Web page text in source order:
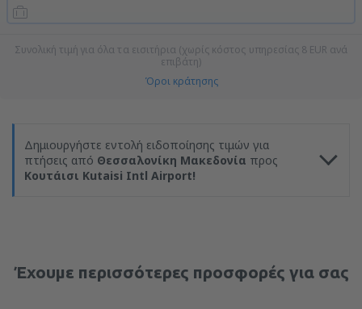
Συνολική τιμή για όλα τα εισιτήρια (χωρίς κόστος υπηρεσίας 8 EUR ανά
επιβάτη)
Όροι κράτησης
Δημιουργήστε εντολή ειδοποίησης τιμών για
πτήσεις από Θεσσαλονίκη Μακεδονία προς
Κουτάισι Kutaisi Intl Airport!
Έχουμε περισσότερες προσφορές για σας